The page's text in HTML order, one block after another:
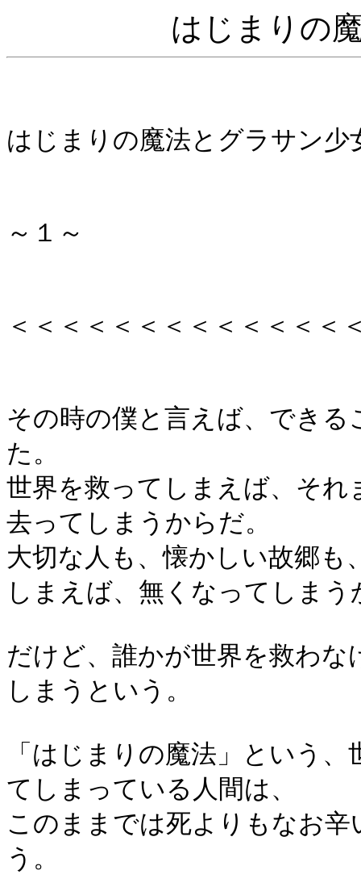
はじまりの
はじまりの魔法とグラサン
～１～
＜＜＜＜＜＜＜＜＜＜＜＜＜
その時の僕と言えば、でき
た。
世界を救ってしまえば、そ
去ってしまうからだ。
大切な人も、懐かしい故郷も
しまえば、無くなってしまう
だけど、誰かが世界を救わ
しまうという。
「はじまりの魔法」という
てしまっている人間は、
このままでは死よりもなお
う。